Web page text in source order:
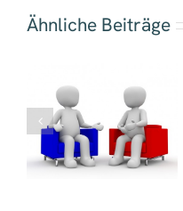
Ähnliche Beiträge
Kundenbindung